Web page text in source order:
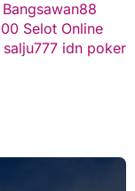
Bangsawan88
Selot Online
salju777 idn poker